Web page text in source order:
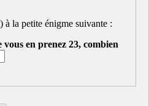
à la petite énigme suivante :
en prenez 23, combien